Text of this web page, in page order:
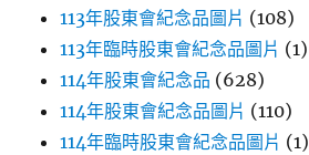
113年股東會紀念品圖片 (108)
113年臨時股東會紀念品圖片 (1)
114年股東會紀念品 (628)
114年股東會紀念品圖片 (110)
114年臨時股東會紀念品圖片 (1)